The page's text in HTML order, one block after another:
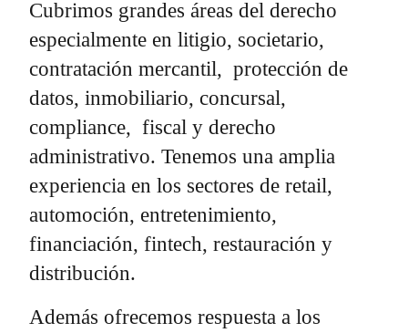
Cubrimos grandes áreas del derecho
especialmente en litigio, societario,
contratación mercantil, protección de
datos, inmobiliario, concursal,
compliance, fiscal y derecho
administrativo. Tenemos una amplia
experiencia en los sectores de retail,
automoción, entretenimiento,
financiación, fintech, restauración y
distribución.
Además ofrecemos respuesta a los